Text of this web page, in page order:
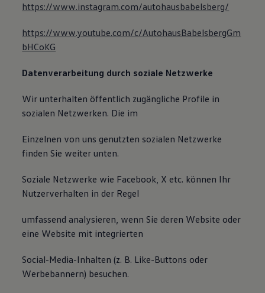
https://www.instagram.com/autohausbabelsberg/
https://www.youtube.com/c/AutohausBabelsbergGm
bHCoKG
Datenverarbeitung durch soziale Netzwerke
Wir unterhalten öffentlich zugängliche Profile in
sozialen Netzwerken. Die im
Einzelnen von uns genutzten sozialen Netzwerke
finden Sie weiter unten.
Soziale Netzwerke wie Facebook, X etc. können Ihr
Nutzerverhalten in der Regel
umfassend analysieren, wenn Sie deren Website oder
eine Website mit integrierten
Social-Media-Inhalten (z. B. Like-Buttons oder
Werbebannern) besuchen.